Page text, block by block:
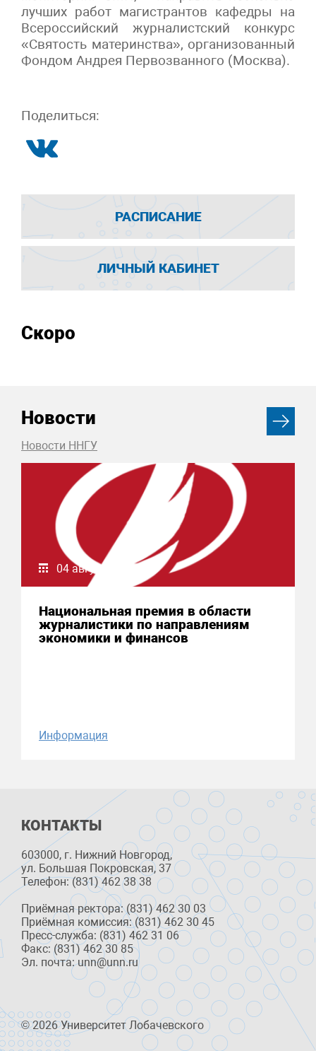
лучших работ магистрантов кафедры на
Всероссийский журналистский конкурс
«Святость материнства», организованный
Фондом Андрея Первозванного (Москва).
Поделиться:
РАСПИСАНИЕ
ЛИЧНЫЙ КАБИНЕТ
Скоро
Новости
Новости ННГУ
04 августа 2026
Национальная премия в области
журналистики по направлениям
экономики и финансов
Информация
КОНТАКТЫ
603000, г. Нижний Новгород,
ул. Большая Покровская, 37
Телефон: (831) 462 38 38
Приёмная ректора: (831) 462 30 03
Приёмная комиссия: (831) 462 30 45
Пресс-служба: (831) 462 31 06
Факс: (831) 462 30 85
Эл. почта: unn@unn.ru
© 2026 Университет Лобачевского